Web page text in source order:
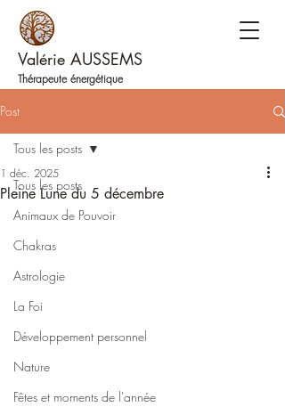
Valérie AUSSEMS
Thérapeute énergétique
Post
Tous les posts
Animaux de Pouvoir
Chakras
Astrologie
La Foi
Développement personnel
Nature
Fêtes et moments de l'année
Tous les posts
Pleine Lune du 5 décembre
1 déc. 2025